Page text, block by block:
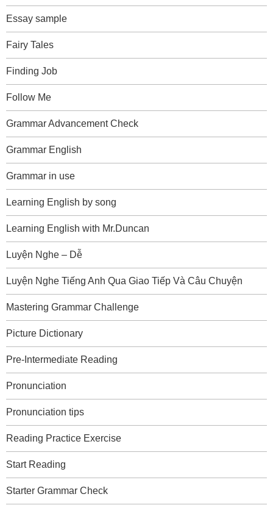
Essay sample
Fairy Tales
Finding Job
Follow Me
Grammar Advancement Check
Grammar English
Grammar in use
Learning English by song
Learning English with Mr.Duncan
Luyện Nghe – Dễ
Luyện Nghe Tiếng Anh Qua Giao Tiếp Và Câu Chuyện
Mastering Grammar Challenge
Picture Dictionary
Pre-Intermediate Reading
Pronunciation
Pronunciation tips
Reading Practice Exercise
Start Reading
Starter Grammar Check